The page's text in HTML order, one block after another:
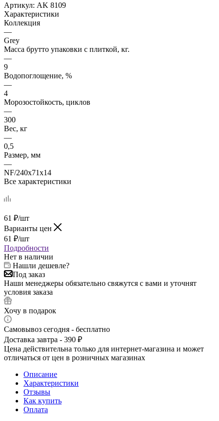
Артикул: AK 8109
Характеристики
Коллекция
—
Grey
Масса брутто упаковки с плиткой, кг.
—
9
Водопоглощение, %
—
4
Морозостойкость, циклов
—
300
Вес, кг
—
0,5
Размер, мм
—
NF/240х71х14
Все характеристики
61 ₽/шт
Варианты цен
61 ₽/шт
Подробности
Нет в наличии
Нашли дешевле?
Под заказ
Наши менеджеры обязательно свяжутся с вами и уточнят
условия заказа
Хочу в подарок
Самовывоз сегодня - бесплатно
Доставка завтра - 390 ₽
Цена действительна только для интернет-магазина и может
отличаться от цен в розничных магазинах
Описание
Характеристики
Отзывы
Как купить
Оплата